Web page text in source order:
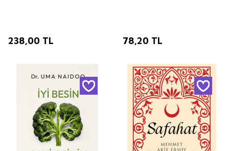
238,00 TL 78,20 TL